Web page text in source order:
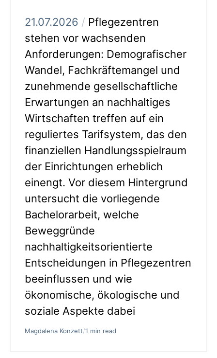
21.07.2026 / Pflegezentren
stehen vor wachsenden
Anforderungen: Demografischer
Wandel, Fachkräftemangel und
zunehmende gesellschaftliche
Erwartungen an nachhaltiges
Wirtschaften treffen auf ein
reguliertes Tarifsystem, das den
finanziellen Handlungsspielraum
der Einrichtungen erheblich
einengt. Vor diesem Hintergrund
untersucht die vorliegende
Bachelorarbeit, welche
Beweggründe
nachhaltigkeitsorientierte
Entscheidungen in Pflegezentren
beeinflussen und wie
ökonomische, ökologische und
soziale Aspekte dabei
Magdalena Konzett/1 min read